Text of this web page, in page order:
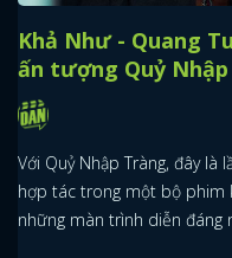
Khả Như - Quang
ấn tượng Quỷ
Với Quỷ Nhập Tràng, đây là
hợp tác trong một bộ phim
những màn trình diễn đáng